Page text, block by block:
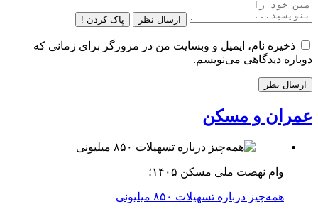
ارسال نظر پاک کردن !
ذخیره نام، ایمیل و وبسایت من در مرورگر برای زمانی که
دوباره دیدگاهی می‌نویسم.
عمران و مسکن
وام نهضت ملی مسکن ۱۴۰۵؛
همه‌چیز درباره تسهیلات ۸۵۰ میلیونی